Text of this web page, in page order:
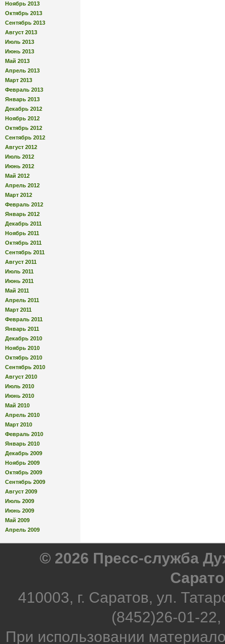
Ноябрь 2013
Октябрь 2013
Сентябрь 2013
Август 2013
Июль 2013
Июнь 2013
Май 2013
Апрель 2013
Март 2013
Февраль 2013
Январь 2013
Декабрь 2012
Ноябрь 2012
Октябрь 2012
Сентябрь 2012
Август 2012
Июль 2012
Июнь 2012
Май 2012
Апрель 2012
Март 2012
Февраль 2012
Январь 2012
Декабрь 2011
Ноябрь 2011
Октябрь 2011
Сентябрь 2011
Август 2011
Июль 2011
Июнь 2011
Май 2011
Апрель 2011
Март 2011
Февраль 2011
Январь 2011
Декабрь 2010
Ноябрь 2010
Октябрь 2010
Сентябрь 2010
Август 2010
Июль 2010
Июнь 2010
Май 2010
Апрель 2010
Март 2010
Февраль 2010
Январь 2010
Декабрь 2009
Ноябрь 2009
Октябрь 2009
Сентябрь 2009
Август 2009
Июль 2009
Июнь 2009
Май 2009
Апрель 2009
© 2026 Пресс-служба
410003, г. Саратов, ул.
(8452)26-01-
При использовании